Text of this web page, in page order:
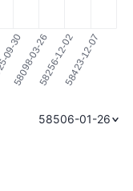
58506-01-26